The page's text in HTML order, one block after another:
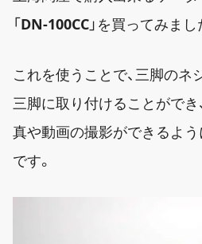
「DN-100CC」を買ってみまし
これを使うことで、三脚のネ
三脚に取り付けることができ
真や動画の撮影ができるよ
です。